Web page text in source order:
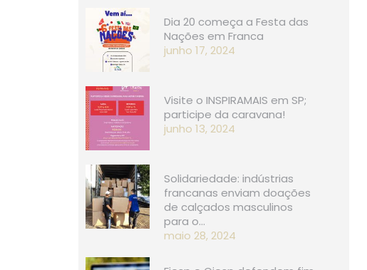
Dia 20 começa a Festa das
Nações em Franca
junho 17, 2024
Visite o INSPIRAMAIS em SP;
participe da caravana!
junho 13, 2024
Solidariedade: indústrias
francanas enviam doações
de calçados masculinos
para o…
maio 28, 2024